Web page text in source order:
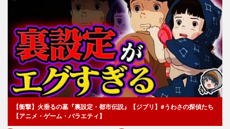
【衝撃】火垂るの墓『裏設定・都市伝説』【ジブリ】#うわさの探偵たち
【アニメ・ゲーム・バラエティ】